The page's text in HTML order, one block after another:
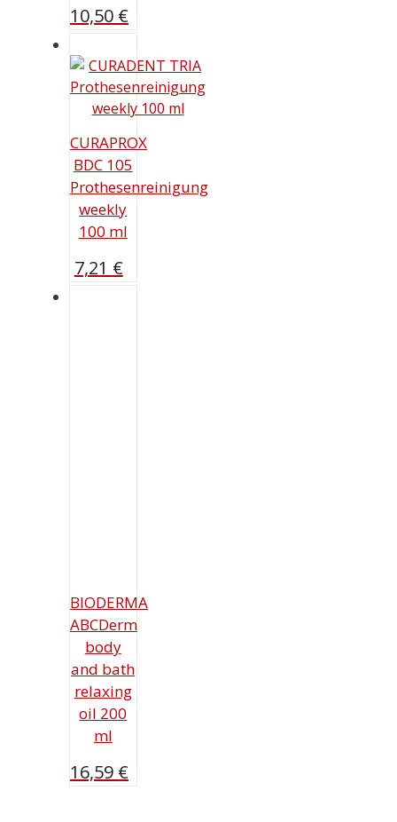
10,50 €
CURAPROX
BDC 105
Prothesenreinigung
weekly
100 ml
7,21 €
BIODERMA
ABCDerm
body
and bath
relaxing
oil 200
ml
16,59 €